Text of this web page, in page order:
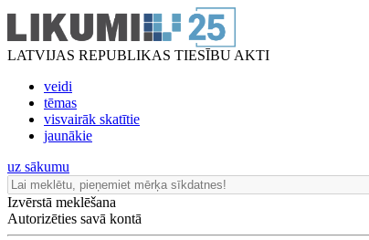
LATVIJAS REPUBLIKAS TIESĪBU AKTI
veidi
tēmas
visvairāk skatītie
jaunākie
uz sākumu
Izvērstā meklēšana
Autorizēties savā kontā